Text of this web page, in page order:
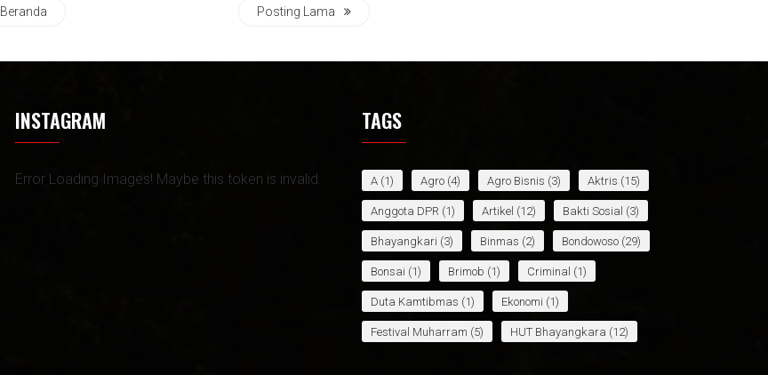
Beranda Posting Lama
INSTAGRAM
Error Loading Images! Maybe this token is invalid.
TAGS
A (1) Agro (4) Agro Bisnis (3) Aktris (15)
Anggota DPR (1) Artikel (12) Bakti Sosial (3)
Bhayangkari (3) Binmas (2) Bondowoso (29)
Bonsai (1) Brimob (1) Criminal (1)
Duta Kamtibmas (1) Ekonomi (1)
Festival Muharram (5) HUT Bhayangkara (12)